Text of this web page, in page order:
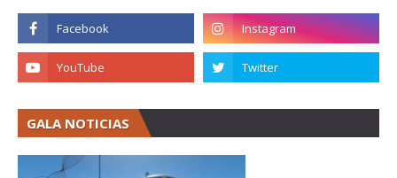
GALA NOTICIAS